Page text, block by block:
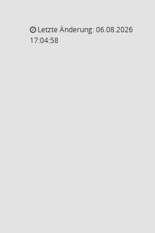
Letzte Änderung: 06.08.2026
17:04:58